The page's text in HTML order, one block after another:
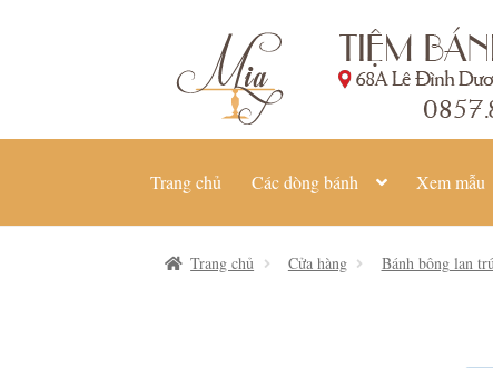
Điều
nội
Trang chủ Các dòng bánh Xem mẫu
Trang chủ Cửa hàng Bánh bông lan